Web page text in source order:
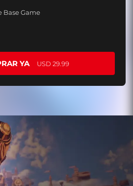
Base Game
YA USD 29.99